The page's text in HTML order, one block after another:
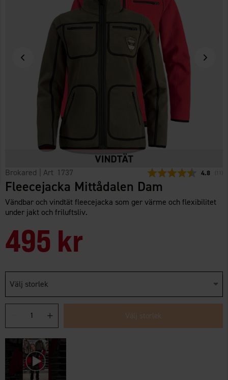
Brokared | Art 1737 4.8 11
Fleecejacka Mittådalen Dam
Vändbar och vindtät fleecejacka som ger värme och flexibilitet
under jakt och friluftsliv.
495 kr
Välj storlek
Välj storlek